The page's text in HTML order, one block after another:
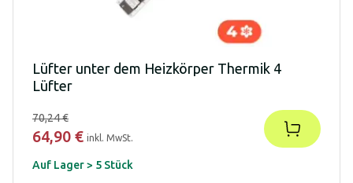
Lüfter unter dem Heizkörper Thermik 4
Lüfter
70,24 €
64,90 € inkl. MwSt.
Auf Lager > 5 Stück